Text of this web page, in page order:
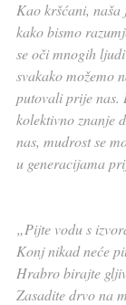
Kao kršćani,
kako bismo
se oči mnogih
svakako možemo
putovali prije nas.
kolektivno znanje
nas, mudrost se
u generacijama
„Pijte vodu s
Konj nikad neće
Hrabro birajte
Zasadite drvo na